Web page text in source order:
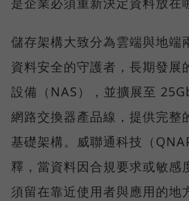
儲存架構大致分為雲端與地端
資料安全的守護者，長期發展
設備（NAS），並擴展至
網路交換器產品線，提供完整
基礎架構。威聯通科技（
釋，當資料因合規要求或敏感
須留在靠近使用者與應用的地